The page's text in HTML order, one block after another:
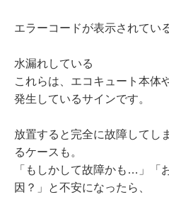
エラーコードが表示されてい
水漏れしている
これらは、エコキュート本体
発生しているサインです。
放置すると完全に故障してし
るケースも。
「もしかして故障かも…」「
因？」と不安になったら、